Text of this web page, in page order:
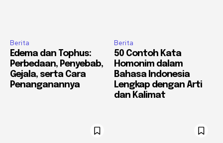
Berita
Edema dan Tophus:
Perbedaan, Penyebab,
Gejala, serta Cara
Penanganannya
Berita
50 Contoh Kata
Homonim dalam
Bahasa Indonesia
Lengkap dengan Arti
dan Kalimat